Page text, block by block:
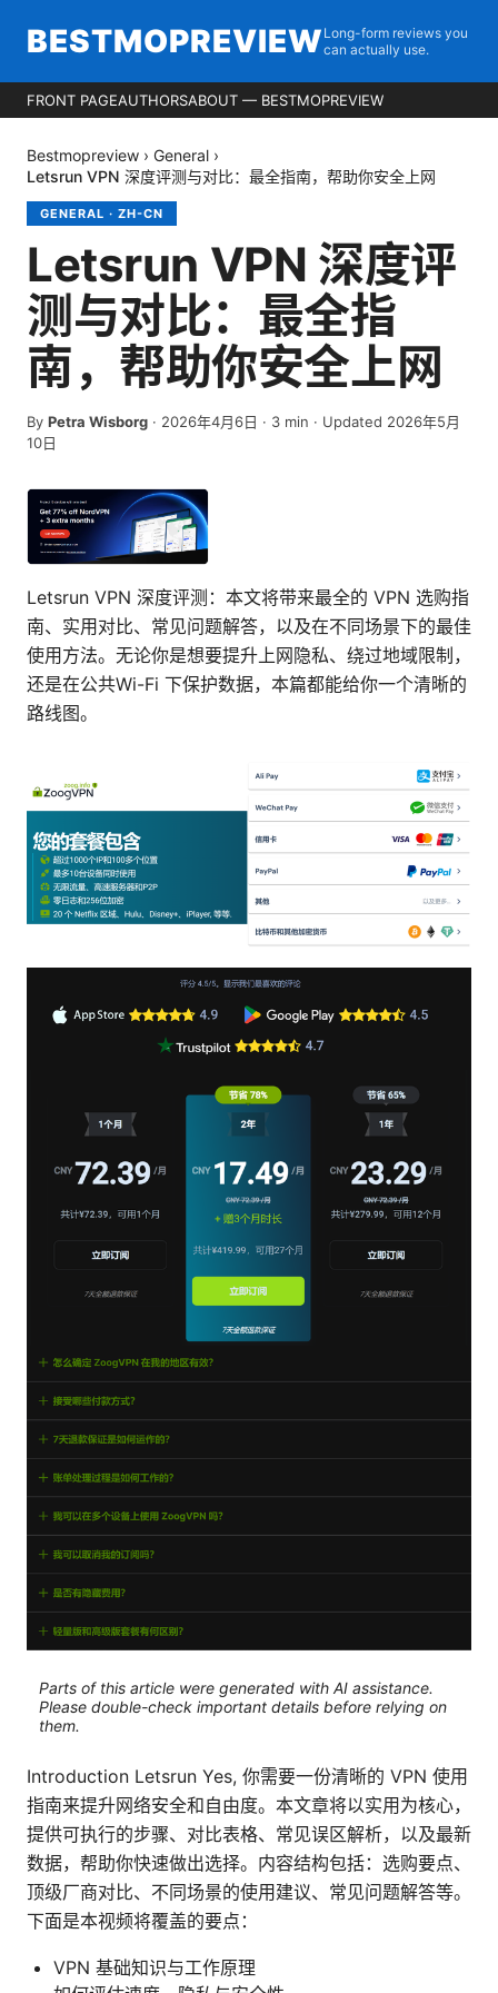
BESTMOPREVIEW Long-form reviews you
can actually use.
FRONT PAGEAUTHORSABOUT — BESTMOPREVIEW
Bestmopreview › General ›
Letsrun VPN 深度评测与对比：最全指南，帮助你安全上网
GENERAL · ZH-CN
Letsrun VPN 深度评
测与对比：最全指
南，帮助你安全上网
By Petra Wisborg · 2026年4月6日 · 3 min · Updated 2026年5月
10日
Letsrun VPN 深度评测：本文将带来最全的 VPN 选购指
南、实用对比、常见问题解答，以及在不同场景下的最佳
使用方法。无论你是想要提升上网隐私、绕过地域限制，
还是在公共Wi-Fi 下保护数据，本篇都能给你一个清晰的
路线图。
Parts of this article were generated with AI assistance.
Please double-check important details before relying on
them.
Introduction Letsrun Yes, 你需要一份清晰的 VPN 使用
指南来提升网络安全和自由度。本文章将以实用为核心，
提供可执行的步骤、对比表格、常见误区解析，以及最新
数据，帮助你快速做出选择。内容结构包括：选购要点、
顶级厂商对比、不同场景的使用建议、常见问题解答等。
下面是本视频将覆盖的要点：
VPN 基础知识与工作原理